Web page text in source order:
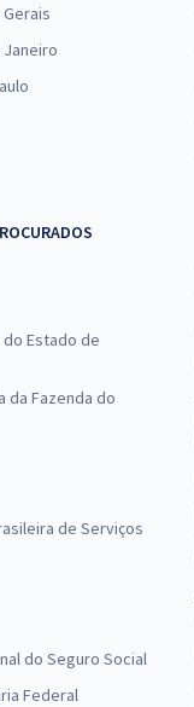
Janeiro
do Estado de
da Fazenda do
de Serviços
do Seguro Social
Federal